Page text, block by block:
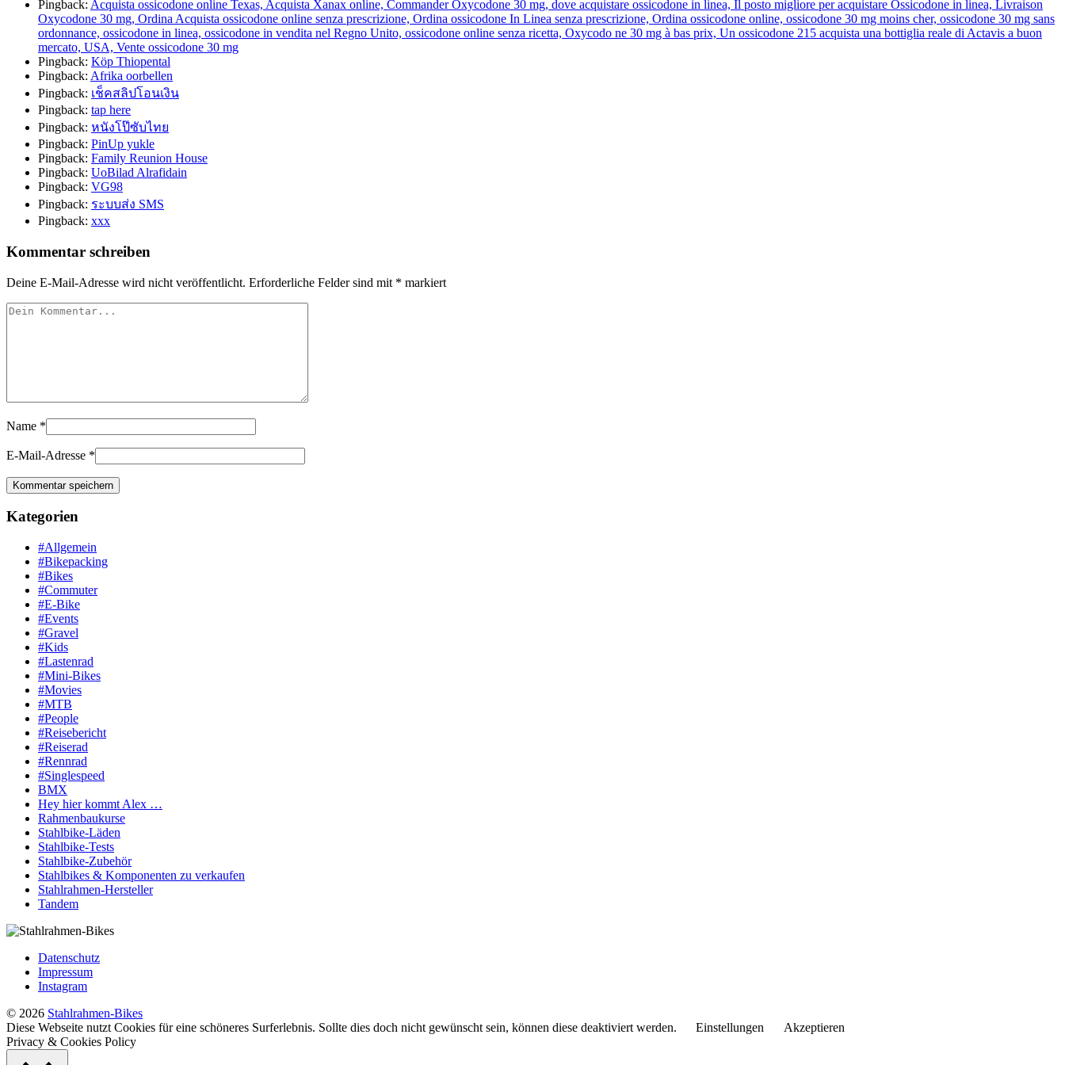
Pingback: Acquista ossicodone online Texas, Acquista Xanax online, Commander Oxycodone 30 mg, dove acquistare ossicodone in linea, Il posto migliore per acquistare Ossicodone in linea, Livraison
Oxycodone 30 mg, Ordina Acquista ossicodone online senza prescrizione, Ordina ossicodone In Linea senza prescrizione, Ordina ossicodone online, ossicodone 30 mg moins cher, ossicodone 30 mg sans
ordonnance, ossicodone in linea, ossicodone in vendita nel Regno Unito, ossicodone online senza ricetta, Oxycodo ne 30 mg à bas prix, Un ossicodone 215 acquista una bottiglia reale di Actavis a buon
mercato, USA, Vente ossicodone 30 mg
Pingback: Köp Thiopental
Pingback: Afrika oorbellen
Pingback: เช็คสลิปโอนเงิน
Pingback: tap here
Pingback: หนังโป๊ซับไทย
Pingback: PinUp yukle
Pingback: Family Reunion House
Pingback: UoBilad Alrafidain
Pingback: VG98
Pingback: ระบบส่ง SMS
Pingback: xxx
Kommentar schreiben
Deine E-Mail-Adresse wird nicht veröffentlicht. Erforderliche Felder sind mit * markiert
Name *
E-Mail-Adresse *
Kategorien
#Allgemein
#Bikepacking
#Bikes
#Commuter
#E-Bike
#Events
#Gravel
#Kids
#Lastenrad
#Mini-Bikes
#Movies
#MTB
#People
#Reisebericht
#Reiserad
#Rennrad
#Singlespeed
BMX
Hey hier kommt Alex …
Rahmenbaukurse
Stahlbike-Läden
Stahlbike-Tests
Stahlbike-Zubehör
Stahlbikes & Komponenten zu verkaufen
Stahlrahmen-Hersteller
Tandem
Datenschutz
Impressum
Instagram
© 2026 Stahlrahmen-Bikes
Diese Webseite nutzt Cookies für eine schöneres Surferlebnis. Sollte dies doch nicht gewünscht sein, können diese deaktiviert werden.
Einstellungen
Akzeptieren
Privacy & Cookies Policy